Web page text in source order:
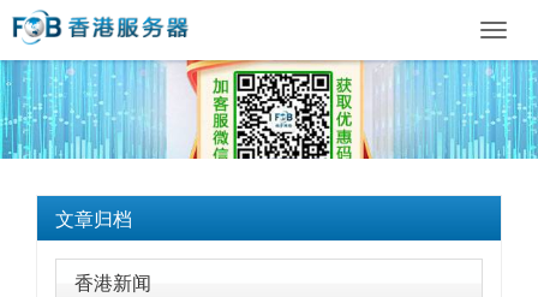
文章归档
香港新闻